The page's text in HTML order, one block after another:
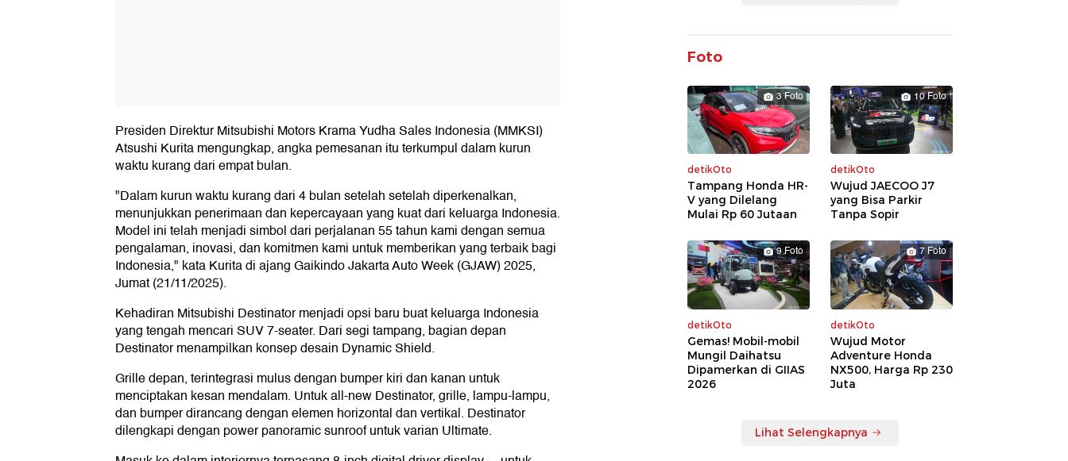
Presiden Direktur Mitsubishi Motors Krama Yudha Sales Indonesia (MMKSI)
Atsushi Kurita mengungkap, angka pemesanan itu terkumpul dalam kurun
waktu kurang dari empat bulan.
"Dalam kurun waktu kurang dari 4 bulan setelah setelah diperkenalkan,
menunjukkan penerimaan dan kepercayaan yang kuat dari keluarga Indonesia.
Model ini telah menjadi simbol dari perjalanan 55 tahun kami dengan semua
pengalaman, inovasi, dan komitmen kami untuk memberikan yang terbaik bagi
Indonesia," kata Kurita di ajang Gaikindo Jakarta Auto Week (GJAW) 2025,
Jumat (21/11/2025).
Kehadiran Mitsubishi Destinator menjadi opsi baru buat keluarga Indonesia
yang tengah mencari SUV 7-seater. Dari segi tampang, bagian depan
Destinator menampilkan konsep desain Dynamic Shield.
Grille depan, terintegrasi mulus dengan bumper kiri dan kanan untuk
menciptakan kesan mendalam. Untuk all-new Destinator, grille, lampu-lampu,
dan bumper dirancang dengan elemen horizontal dan vertikal. Destinator
dilengkapi dengan power panoramic sunroof untuk varian Ultimate.
Foto
3 Foto
detikOto
Tampang Honda HR-
V yang Dilelang
Mulai Rp 60 Jutaan
10 Foto
detikOto
Wujud JAECOO J7
yang Bisa Parkir
Tanpa Sopir
9 Foto
detikOto
Gemas! Mobil-mobil
Mungil Daihatsu
Dipamerkan di GIIAS
2026
7 Foto
detikOto
Wujud Motor
Adventure Honda
NX500, Harga Rp 230
Juta
Lihat Selengkapnya